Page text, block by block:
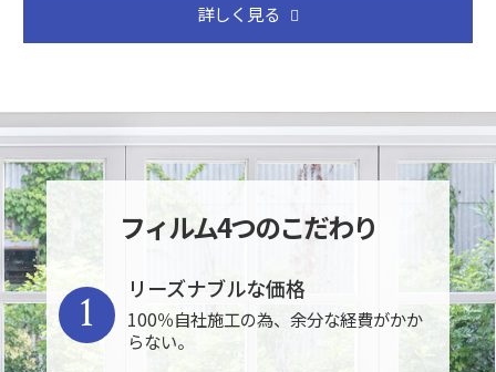
詳しく見る
フィルム4つのこだわり
リーズナブルな価格
100％自社施工の為、余分な経費がかか
らない。
1